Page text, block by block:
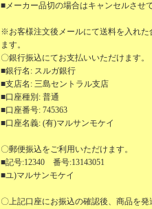
■メーカー品切の場合はキャンセルさせ
※お客様注文後メールにて送料を入れた
ます。
〇銀行振込にてお支払いいただけます。
■銀行名: スルガ銀行
■支店名: 三島セントラル支店
■口座種別: 普通
■口座番号: 745363
■口座名義: (有)マルサンモケイ
〇郵便振込をご利用いただけます。
■記号:12340 番号:13143051
■ユ)マルサンモケイ
〇上記口座にお振込の確認後、商品を発